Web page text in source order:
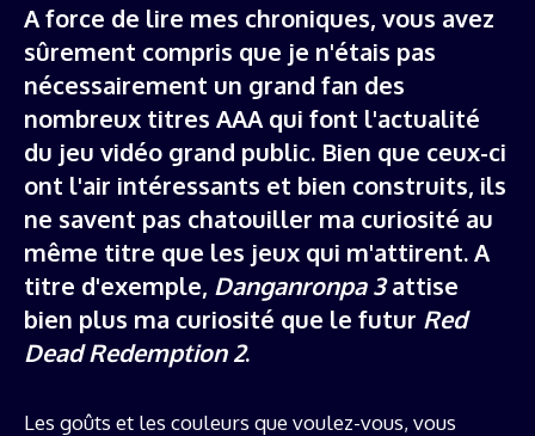
A force de lire mes chroniques, vous avez
sûrement compris que je n'étais pas
nécessairement un grand fan des
nombreux titres AAA qui font l'actualité
du jeu vidéo grand public. Bien que ceux-ci
ont l'air intéressants et bien construits, ils
ne savent pas chatouiller ma curiosité au
même titre que les jeux qui m'attirent. A
titre d'exemple, Danganronpa 3attise
bien plus ma curiosité que le futur Red
Dead Redemption 2.
Les goûts et les couleurs que voulez-vous, vous